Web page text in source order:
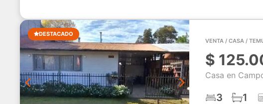
DESTACADO
VENTA / CASA /
$
Casa en
3 1